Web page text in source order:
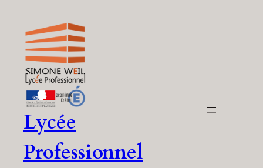
contenu
Lycée
Professionnel